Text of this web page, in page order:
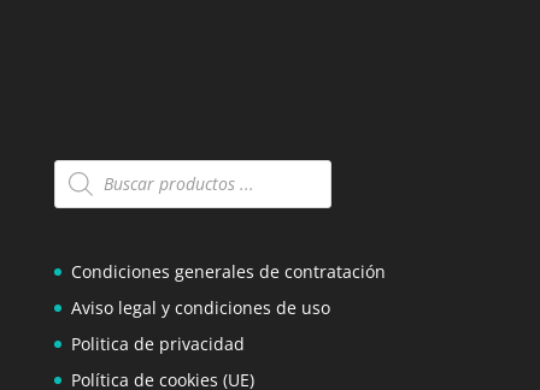
Búsqueda
de
Condiciones generales de contratación
Aviso legal y condiciones de uso
Politica de privacidad
Política de cookies (UE)